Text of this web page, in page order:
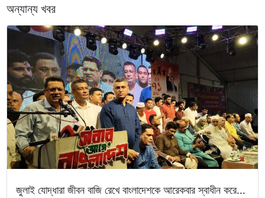
অন্যান্য খবর
জুলাই যোদ্ধারা জীবন বাজি রেখে বাংলাদেশকে আরেকবার স্বাধীন করে...